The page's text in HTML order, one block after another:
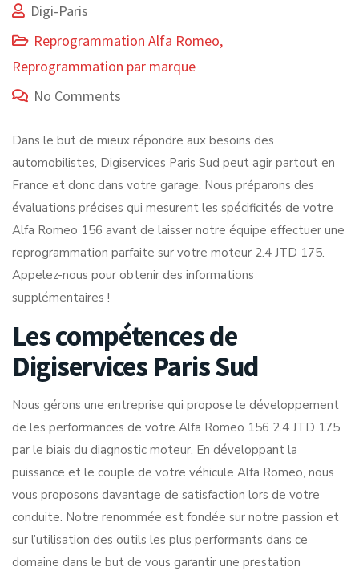
Digi-Paris
Reprogrammation Alfa Romeo,
Reprogrammation par marque
No Comments
Dans le but de mieux répondre aux besoins des
automobilistes, Digiservices Paris Sud peut agir partout en
France et donc dans votre garage. Nous préparons des
évaluations précises qui mesurent les spécificités de votre
Alfa Romeo 156 avant de laisser notre équipe effectuer une
reprogrammation parfaite sur votre moteur 2.4 JTD 175.
Appelez-nous pour obtenir des informations
supplémentaires !
Les compétences de
Digiservices Paris Sud
Nous gérons une entreprise qui propose le développement
de les performances de votre Alfa Romeo 156 2.4 JTD 175
par le biais du diagnostic moteur. En développant la
puissance et le couple de votre véhicule Alfa Romeo, nous
vous proposons davantage de satisfaction lors de votre
conduite. Notre renommée est fondée sur notre passion et
sur l’utilisation des outils les plus performants dans ce
domaine dans le but de vous garantir une prestation